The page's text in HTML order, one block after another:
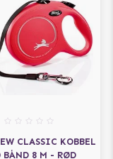
CLASSIC KOBBEL
BÅND 8 M - RØD